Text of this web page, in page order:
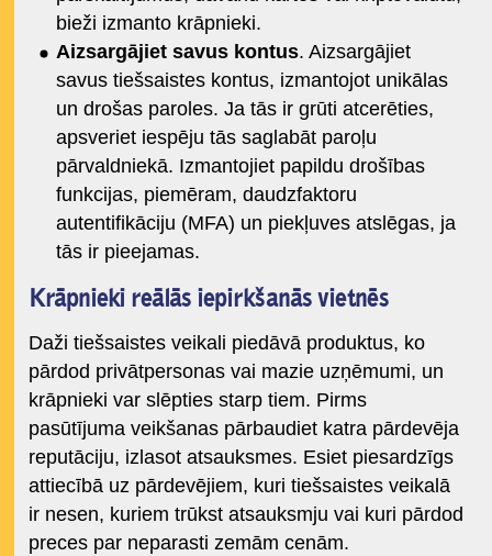
bieži izmanto krāpnieki.
Aizsargājiet savus kontus. Aizsargājiet
savus tiešsaistes kontus, izmantojot unikālas
un drošas paroles. Ja tās ir grūti atcerēties,
apsveriet iespēju tās saglabāt paroļu
pārvaldniekā. Izmantojiet papildu drošības
funkcijas, piemēram, daudzfaktoru
autentifikāciju (MFA) un piekļuves atslēgas, ja
tās ir pieejamas.
Krāpnieki reālās iepirkšanās vietnēs
Daži tiešsaistes veikali piedāvā produktus, ko
pārdod privātpersonas vai mazie uzņēmumi, un
krāpnieki var slēpties starp tiem. Pirms
pasūtījuma veikšanas pārbaudiet katra pārdevēja
reputāciju, izlasot atsauksmes. Esiet piesardzīgs
attiecībā uz pārdevējiem, kuri tiešsaistes veikalā
ir nesen, kuriem trūkst atsauksmju vai kuri pārdod
preces par neparasti zemām cenām.